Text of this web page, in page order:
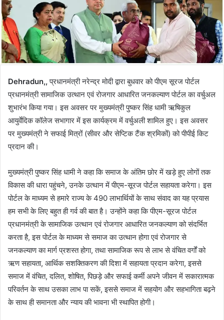
Dehradun,, प्रधानमंत्री नरेन्द्र मोदी द्वारा बुधवार को पीएम सूरज पोर्टल
प्रधानमंत्री सामाजिक उत्थान एवं रोजगार आधारित जनकल्याण पोर्टल का वर्चुअल
शुभारंभ किया गया। इस अवसर पर मुख्यमंत्री पुष्कर सिंह धामी ऋषिकुल
आयुर्वेदिक कॉलेज सभागार में इस कार्यक्रम में वर्चुअली शामिल हुए। इस अवसर
पर मुख्यमंत्री ने सफाई मित्रों (सीवर और सेप्टिक टैंक श्रमिकों) को पीपीई किट
प्रदान की।
मुख्यमंत्री पुष्कर सिंह धामी ने कहा कि समाज के अंतिम छोर में खड़े हुए लोगों तक
विकास की धारा पहुंचने, उनके उत्थान में पीएम-सूरज पोर्टल सहायता करेगा। इस
पोर्टल के माध्यम से हमारे राज्य के 490 लाभार्थियों के साथ संवाद का यह प्रयास
हम सभी के लिए बहुत ही गर्व की बात है। उन्होंने कहा कि पीएम-सूरज पोर्टल
प्रधानमंत्री के सामाजिक उत्थान एवं रोजगार आधारित जनकल्याण को संदर्भित
करता है, इस पोर्टल के माध्यम से समाज का उत्थान होगा एवं रोजगार से
जनकल्याण का मार्ग प्रशस्त होगा, तथा सामाजिक रूप से लाभ से वंचित वर्गों को
ऋण सहायता, आर्थिक सशक्तिकरण की दिशा में सहायता प्रदान करेगा, इससे
समाज में वंचित, दलित, शोषित, पिछड़े और सफाई कर्मी अपने जीवन में सकारात्मक
परिवर्तन के साथ उसका लाभ पा सकें, इससे समाज में सहयोग और सहभागिता बढ़ने
के साथ ही समानता और न्याय की भावना भी स्थापित होगी।